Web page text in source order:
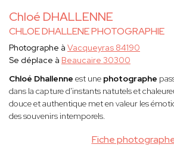
Chloé DHALLENNE
CHLOE DHALLENE PHOTOGRAPHIE
Fiche
Photographe à Vacqueyras 84190
Se déplace à Beaucaire 30300
Chloé Dhallenne est une photographe
dans la capture d'instants natutels et
douce et authentique met en valeur les
des souvenirs intemporels.